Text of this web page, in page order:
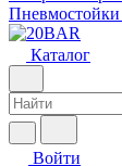
Пневмостойки
Каталог
Войти